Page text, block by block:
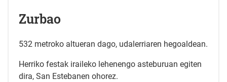
Zurbao
532 metroko altueran dago, udalerriaren hegoaldean.
Herriko festak iraileko lehenengo asteburuan egiten
dira, San Estebanen ohorez.